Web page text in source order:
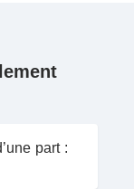
part :